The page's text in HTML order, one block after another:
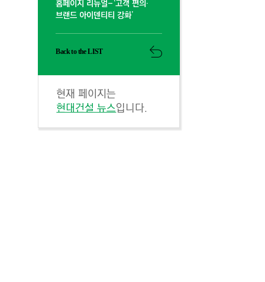
홈페이지 리뉴얼-‘고객 편의·
브랜드 아이덴티티 강화’
Back to the LIST
현재 페이지는
현대건설 뉴스입니다.